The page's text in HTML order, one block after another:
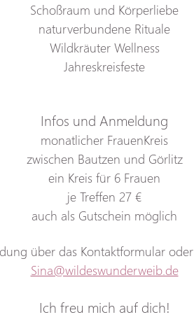
Schoßraum und Körperliebe
naturverbundene Rituale
Wildkräuter Wellness
Jahreskreisfeste
Infos und Anmeldung
monatlicher FrauenKreis
zwischen Bautzen und Görlitz
ein Kreis für 6 Frauen
je Treffen 27 €
auch als Gutschein möglich
überdas Kontaktformular oder
Sina@wildeswunderweib.de
Ich freu mich auf dich!